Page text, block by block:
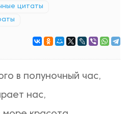
цитаты
в полуночный час,
нас,